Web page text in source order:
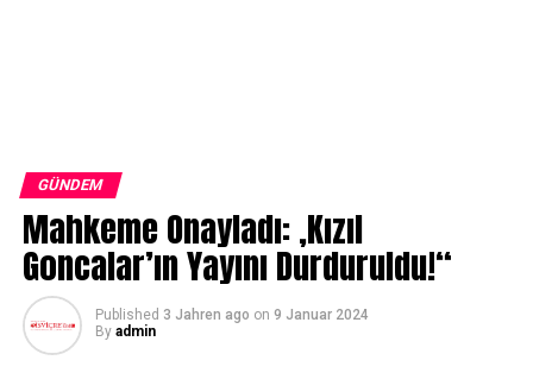
GÜNDEM
Mahkeme Onayladı: ‚Kızıl
Goncalar’ın Yayını Durduruldu!“
Published 3 Jahren ago on 9 Januar 2024
By admin